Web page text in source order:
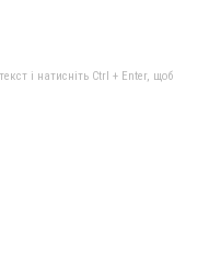
і натисніть Ctrl + Enter, щоб